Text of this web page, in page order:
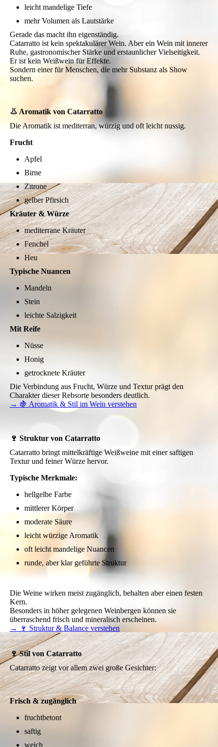
leicht mandelige Tiefe
mehr Volumen als Lautstärke
Gerade das macht ihn eigenständig.
Catarratto ist kein spektakulärer Wein. Aber ein Wein mit innerer
Ruhe, gastronomischer Stärke und erstaunlicher Vielseitigkeit.
Er ist kein Weißwein für Effekte.
Sondern einer für Menschen, die mehr Substanz als Show
suchen.
👃 Aromatik von Catarratto
Die Aromatik ist mediterran, würzig und oft leicht nussig.
Frucht
Apfel
Birne
Zitrone
gelber Pfirsich
Kräuter & Würze
mediterrane Kräuter
Fenchel
Heu
Typische Nuancen
Mandeln
Stein
leichte Salzigkeit
Mit Reife
Nüsse
Honig
getrocknete Kräuter
Die Verbindung aus Frucht, Würze und Textur prägt den
Charakter dieser Rebsorte besonders deutlich.
→ 🍇 Aromatik & Stil im Wein verstehen
🍷 Struktur von Catarratto
Catarratto bringt mittelkräftige Weißweine mit einer saftigen
Textur und feiner Würze hervor.
Typische Merkmale:
hellgelbe Farbe
mittlerer Körper
moderate Säure
leicht würzige Aromatik
oft leicht mandelige Nuancen
runde, aber klar geführte Struktur
Die Weine wirken meist zugänglich, behalten aber einen festen
Kern.
Besonders in höher gelegenen Weinbergen können sie
überraschend frisch und mineralisch erscheinen.
→ 🍷 Struktur & Balance verstehen
🍷 Stil von Catarratto
Catarratto zeigt vor allem zwei große Gesichter:
Frisch & zugänglich
fruchtbetont
saftig
weich